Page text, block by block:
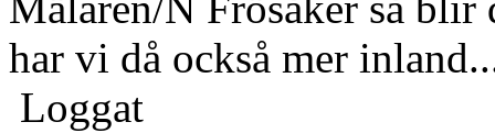
har vi då också mer
Loggat